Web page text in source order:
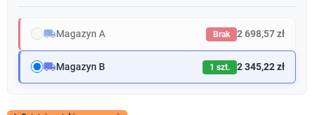
local_shippingMagazyn A Brak 2 698,57 zł
local_shippingMagazyn B 1 szt. 2 345,22 zł